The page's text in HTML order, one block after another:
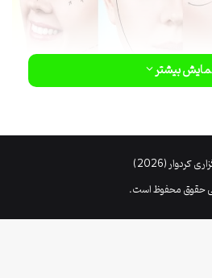
فرد را جذاب تر کند به خصوص کسانی که
.
مشکل وفرم دهی لب
های شما را بازگرداند در واقع این روش ها
به میزان دلخواه را برای شما فراهم
بیشتر
کردوار (2026)
حقوق محفوظ است.